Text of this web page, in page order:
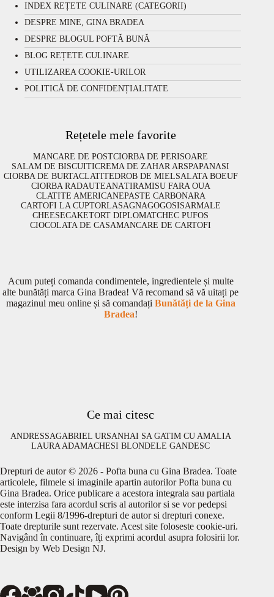
INDEX REȚETE CULINARE (CATEGORII)
DESPRE MINE, GINA BRADEA
DESPRE BLOGUL POFTĂ BUNĂ
BLOG REȚETE CULINARE
UTILIZAREA COOKIE-URILOR
POLITICĂ DE CONFIDENȚIALITATE
Rețetele mele favorite
MANCARE DE POSTCIORBA DE PERISOARE
SALAM DE BISCUITICREMA DE ZAHAR ARSPAPANASI
CIORBA DE BURTACLATITEDROB DE MIELSALATA BOEUF
CIORBA RADAUTEANATIRAMISU FARA OUA
CLATITE AMERICANEPASTE CARBONARA
CARTOFI LA CUPTORLASAGNAGOGOSISARMALE
CHEESECAKETORT DIPLOMATCHEC PUFOS
CIOCOLATA DE CASAMANCARE DE CARTOFI
Acum puteți comanda condimentele, ingredientele și multe
alte bunătăți marca Gina Bradea! Vă recomand să vă uitați pe
magazinul meu online și să comandați Bunătăți de la Gina
Bradea!
Ce mai citesc
ANDRESSAGABRIEL URSANHAI SA GATIM CU AMALIA
LAURA ADAMACHESI BLONDELE GANDESC
Drepturi de autor © 2026 - Pofta buna cu Gina Bradea. Toate
articolele, filmele si imaginile apartin autorilor Pofta buna cu
Gina Bradea. Orice publicare a acestora integrala sau partiala
este interzisa fara acordul scris al autorilor si se vor pedepsi
conform Legii 8/1996-drepturi de autor si drepturi conexe.
Toate drepturile sunt rezervate. Acest site foloseste cookie-uri.
Navigând în continuare, îţi exprimi acordul asupra folosirii lor.
Design by Web Design NJ.